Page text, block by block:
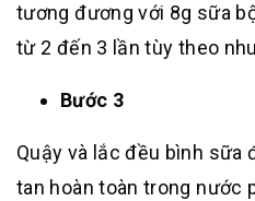
tương đương với 8g sữa
từ 2 đến 3 lần tùy theo
Bước 3
Quậy và lắc đều bình sữa
tan hoàn toàn trong nước